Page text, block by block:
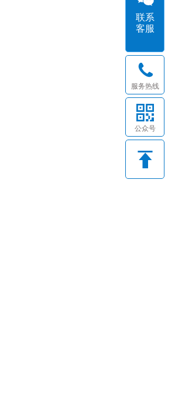
联系
客服
服务热线
公众号